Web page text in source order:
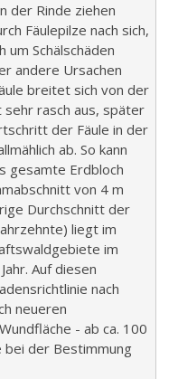
der Rinde ziehen
Fäulepilze nach sich,
um Schälschäden
andere Ursachen
breitet sich von der
sehr rasch aus, später
der Fäule in der
ab. So kann
gesamte Erdbloch
von 4 m
Durchschnitt der
liegt im
im
Auf diesen
nach
neueren
- ab ca. 100
bei der Bestimmung